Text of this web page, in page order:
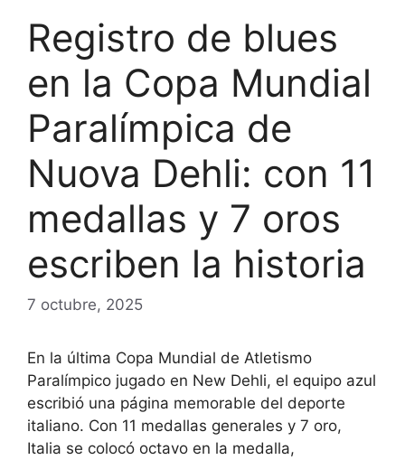
Registro de blues
en la Copa Mundial
Paralímpica de
Nuova Dehli: con 11
medallas y 7 oros
escriben la historia
7 octubre, 2025
En la última Copa Mundial de Atletismo
Paralímpico jugado en New Dehli, el equipo azul
escribió una página memorable del deporte
italiano. Con 11 medallas generales y 7 oro,
Italia se colocó octavo en la medalla,